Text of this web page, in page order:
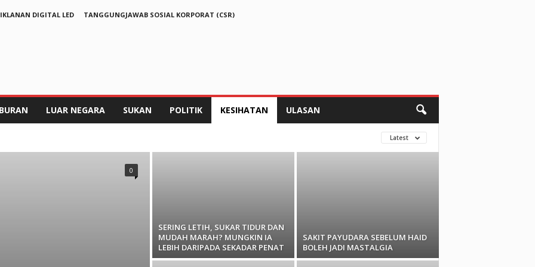
DIGITAL LED
TANGGUNGJAWAB SOSIAL KORPORAT (CSR)
LUAR NEGARA SUKAN POLITIK KESIHATAN ULASAN
Latest
0
SERING LETIH, SUKAR TIDUR DAN
MUDAH MARAH? MUNGKIN IA
LEBIH DARIPADA SEKADAR PENAT
SAKIT PAYUDARA SEBELUM HAID
BOLEH JADI MASTALGIA